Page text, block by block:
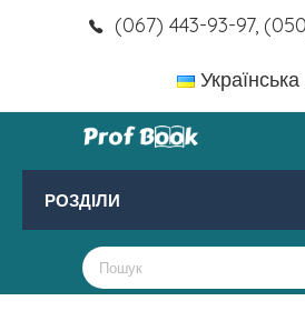
(067) 443-93-97,
Українська
РОЗДІЛИ